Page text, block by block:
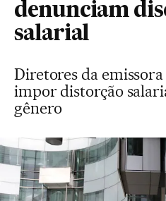
denunciam
salarial
Diretores da
impor distorção
gênero